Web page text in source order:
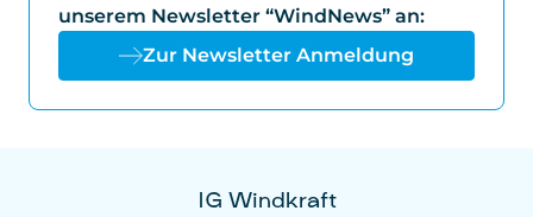
unserem Newsletter “WindNews” an:
Zur Newsletter Anmeldung
IG Windkraft